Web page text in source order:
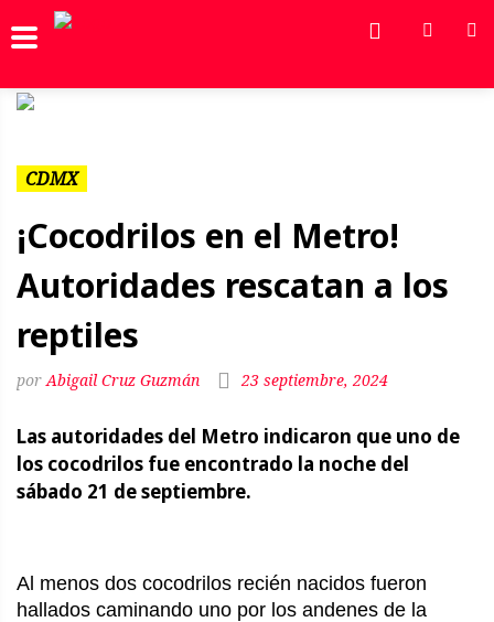
CDMX
¡Cocodrilos en el Metro!
Autoridades rescatan a los
reptiles
Abigail Cruz Guzmán 23 septiembre, 2024
Las autoridades del Metro indicaron que uno de
los cocodrilos fue encontrado la noche del
sábado 21 de septiembre.
Al menos dos cocodrilos recién nacidos fueron
hallados caminando uno por los andenes de la